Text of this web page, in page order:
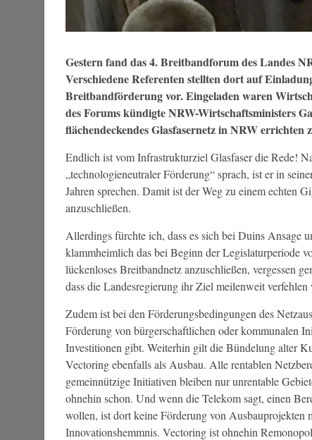
Gestern fand das 4. Breitbandforum des Landes
Verschiedene Referenten stellten dort auf
Breitbandförderung vor. Eingeladen waren
des Forums kündigte NRW-Wirtschaftsministers
flächendeckendes Glasfasernetz in NRW errichten
Endlich ist vom Infrastrukturziel Glasfaser die Rede!
„technologieneutraler Förderung“ sprach, ist er in
Jahren sprechen. Damit ist der Weg zu einem echten
anzuschließen.
Allerdings fürchte ich, dass es sich bei Duins Ansage
klammheimlich das bei Beginn der Legislaturperiode
lückenloses Breitbandnetz anzuschließen, vergessen
dass die Landesregierung ihr Ziel meilenweit
Zudem ist bei den Förderungsbedingungen des
Förderung von bürgerschaftlichen oder kommunalen
Investitionen gibt. Weiterhin gilt die Bündelung alter
Vectoring ebenfalls als Ausbau. Alle rentablen
gemeinnützige Initiativen bleiben nur unrentable
ohnehin schon. Und wenn die Telekom sagt, einen
wollen, ist dort keine Förderung von
Innovationshemmnis. Vectoring ist ohnehin